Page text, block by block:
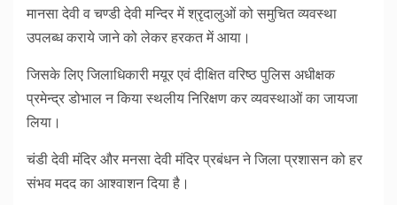
मानसा देवी व चण्डी देवी मन्दिर में श्रृदालुओं को समुचित व्यवस्था
उपलब्ध कराये जाने को लेकर हरकत में आया।
जिसके लिए जिलाधिकारी मयूर एवं दीक्षित वरिष्ठ पुलिस अधीक्षक
प्रमेन्द्र डोभाल न किया स्थलीय निरिक्षण कर व्यवस्थाओं का जायजा
लिया।
चंडी देवी मंदिर और मनसा देवी मंदिर प्रबंधन ने जिला प्रशासन को हर
संभव मदद का आश्वाशन दिया है।